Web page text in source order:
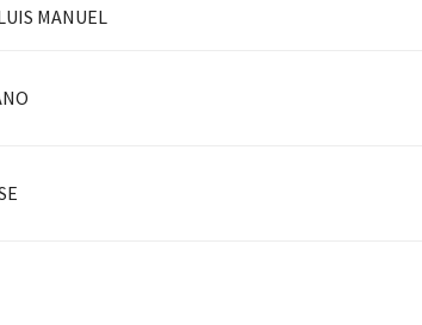
MANUEL